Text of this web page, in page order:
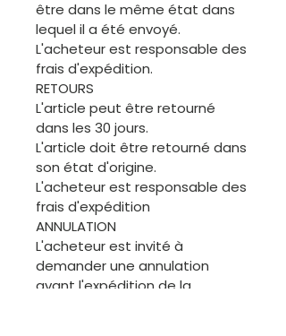
être dans le même état dans
lequel il a été envoyé.
L'acheteur est responsable des
frais d'expédition.
RETOURS
L'article peut être retourné
dans les 30 jours.
L'article doit être retourné dans
son état d'origine.
L'acheteur est responsable des
frais d'expédition
ANNULATION
L'acheteur est invité à
demander une annulation
avant l'expédition de la